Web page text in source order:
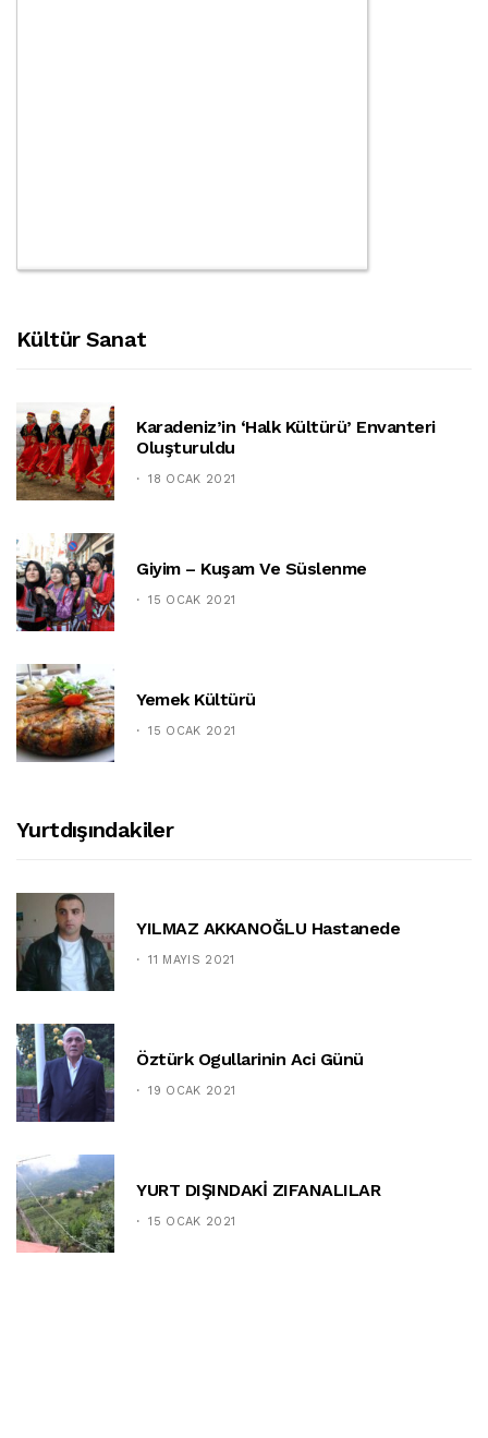
Kültür Sanat
Karadeniz’in ‘halk Kültürü’ Envanteri
Oluşturuldu
18 OCAK 2021
Giyim – Kuşam Ve Süslenme
15 OCAK 2021
Yemek Kültürü
15 OCAK 2021
Yurtdışındakiler
YILMAZ AKKANOĞLU Hastanede
11 MAYIS 2021
Öztürk Ogullarinin Aci Günü
19 OCAK 2021
YURT DIŞINDAKİ ZIFANALILAR
15 OCAK 2021